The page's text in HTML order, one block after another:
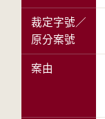
裁定字號／
原分案號
案由